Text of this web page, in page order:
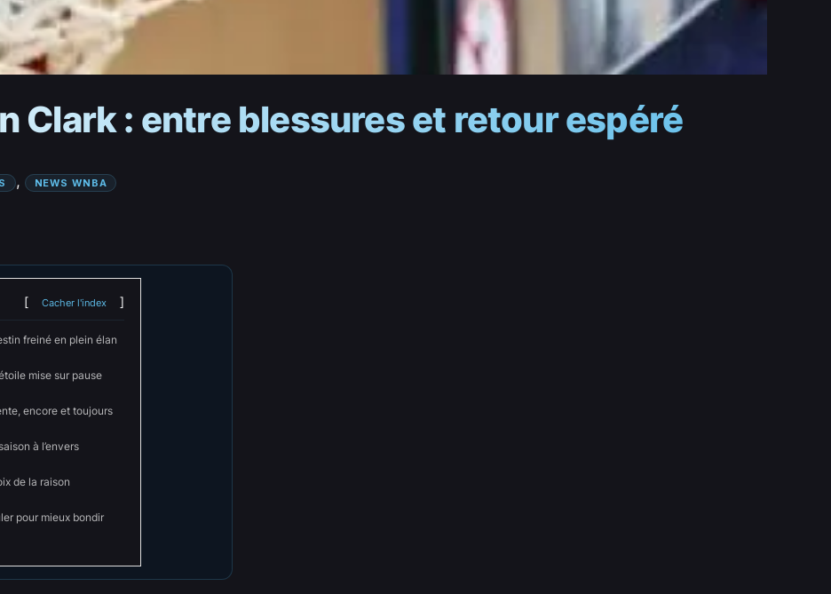
Clark : entre blessures et retour espéré
, NEWS WNBA
Cacher l'index
freiné en plein élan
mise sur pause
encore et toujours
à l’envers
de la raison
pour mieux bondir